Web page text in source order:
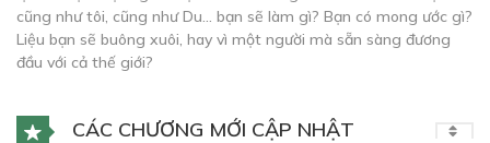
cũng như tôi, cũng như Du… bạn sẽ làm gì? Bạn có mong ước gì?
Liệu bạn sẽ buông xuôi, hay vì một người mà sẵn sàng đương
đầu với cả thế giới?
CÁC CHƯƠNG MỚI CẬP NHẬT